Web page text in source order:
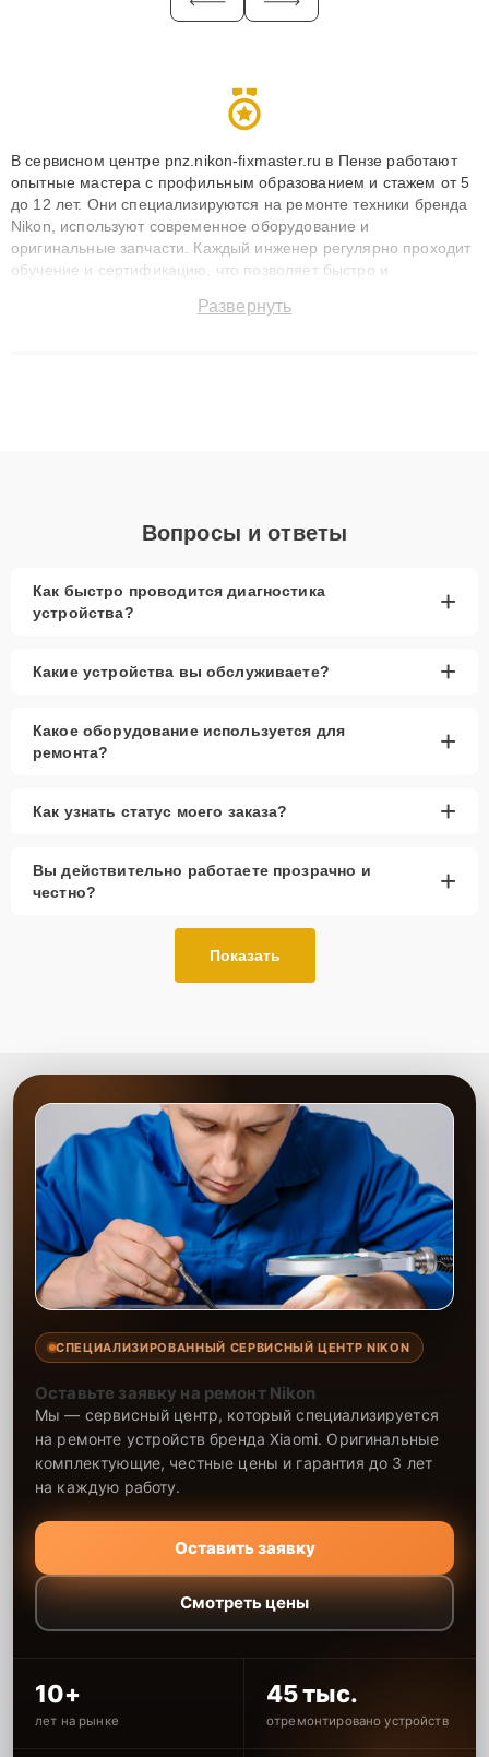
В сервисном центре pnz.nikon-fixmaster.ru в Пензе работают
опытные мастера с профильным образованием и стажем от 5
до 12 лет. Они специализируются на ремонте техники бренда
Nikon, используют современное оборудование и
оригинальные запчасти. Каждый инженер регулярно проходит
обучение и сертификацию, что позволяет быстро и
сохранением гарантии до 3 лет. Наши мастера решают
Развернуть
Вопросы и ответы
Как быстро проводится диагностика
устройства?
+
Какие устройства вы обслуживаете? +
Какое оборудование используется для
ремонта?
+
Как узнать статус моего заказа? +
Вы действительно работаете прозрачно и
честно?
+
Показать
СПЕЦИАЛИЗИРОВАННЫЙ СЕРВИСНЫЙ ЦЕНТР NIKON
Оставьте заявку на ремонт Nikon
Мы — сервисный центр, который специализируется
на ремонте устройств бренда Xiaomi. Оригинальные
комплектующие, честные цены и гарантия до 3 лет
на каждую работу.
Оставить заявку
Смотреть цены
10+
лет на рынке
45 тыс.
отремонтировано устройств